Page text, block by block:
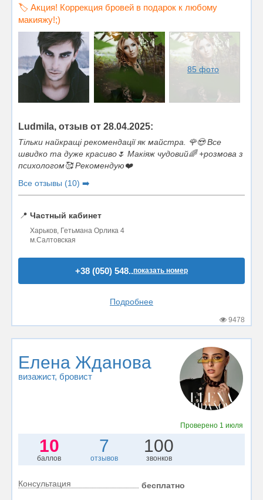
🏷️ Акция! Коррекция бровей в подарок к любому
макияжу!;)
85 фото
Ludmila, отзыв от 28.04.2025:
Тільки найкращі рекомендації як майстра. 🌹😍 Все
швидко та дуже красиво🌷 Макіяж чудовий🌈 +розмова з
психологом🥰 Рекомендую❤️
Все отзывы (10) ➡️
📍 Частный кабинет
Харьков, Гетьмана Орлика 4
м.Салтовская
+38 (050) 548..показать номер
Подробнее
9478
Елена Жданова
визажист, бровист
Проверено 1 июля
10
баллов
7
отзывов
100
звонков
Консультация бесплатно